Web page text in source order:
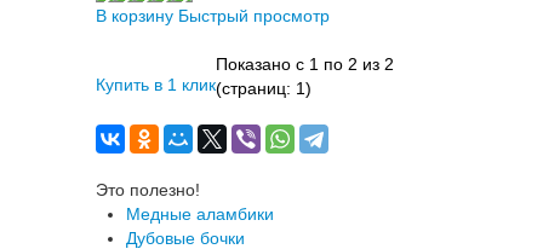
В корзину Быстрый просмотр
Купить в 1 клик
Показано с 1 по 2 из 2
(страниц: 1)
Это полезно!
Медные аламбики
Дубовые бочки